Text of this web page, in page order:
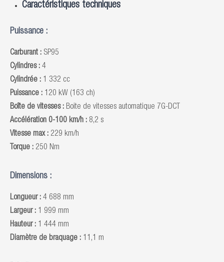
Caractéristiques techniques
Puissance :
Carburant : SP95
Cylindres : 4
Cylindrée : 1 332 cc
Puissance : 120 kW (163 ch)
Boîte de vitesses : Boite de vitesses automatique 7G-DCT
Accélération 0-100 km/h : 8,2 s
Vitesse max : 229 km/h
Torque : 250 Nm
Dimensions :
Longueur : 4 688 mm
Largeur : 1 999 mm
Hauteur : 1 444 mm
Diamètre de braquage : 11,1 m